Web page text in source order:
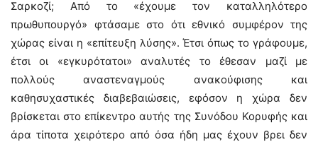
Σαρκοζί; Από το «έχουμε τον καταλληλότερο
πρωθυπουργό» φτάσαμε στο ότι εθνικό συμφέρον της
χώρας είναι η «επίτευξη λύσης». Έτσι όπως το γράφουμε,
έτσι οι «εγκυρότατοι» αναλυτές το έθεσαν μαζί με
πολλούς αναστεναγμούς ανακούφισης και
καθησυχαστικές διαβεβαιώσεις, εφόσον η χώρα δεν
βρίσκεται στο επίκεντρο αυτής της Συνόδου Κορυφής και
άρα τίποτα χειρότερο από όσα ήδη μας έχουν βρει δεν